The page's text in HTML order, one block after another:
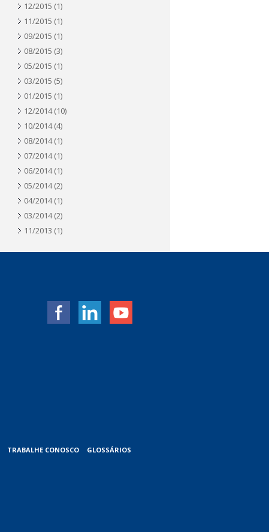
12/2015 (1)
11/2015 (1)
09/2015 (1)
08/2015 (3)
05/2015 (1)
03/2015 (5)
01/2015 (1)
12/2014(10)
10/2014(4)
08/2014(1)
07/2014(1)
06/2014(1)
05/2014(2)
04/2014(1)
03/2014(2)
11/2013 (1)
TRABALHE CONOSCO GLOSSÁRIOS